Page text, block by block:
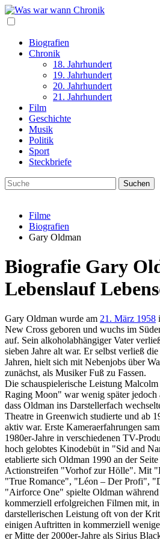
Biografien
Chronik
18. Jahrhundert
19. Jahrhundert
20. Jahrhundert
21. Jahrhundert
Film
Geschichte
Musik
Politik
Sport
Steckbriefe
Filme
Biografien
Gary Oldman
Biografie Gary
Lebenslauf
Gary Oldman wurde am 21. März 1958
New Cross geboren und wuchs im
auf. Sein alkoholabhängiger Vater
sieben Jahre alt war. Er selbst verließ
Jahren, hielt sich mit Nebenjobs über
zunächst, als Musiker Fuß zu Fassen.
Die schauspielerische Leistung
Raging Moon" war wenig später jedoch
dass Oldman ins Darstellerfach
Theatre in Greenwich studierte und ab
aktiv war. Erste Kameraerfahrungen
1980er-Jahre in verschiedenen TV-
hoch gelobtes Kinodebüt in "Sid and
etablierte sich Oldman 1990 an der
Actionstreifen "Vorhof zur Hölle". Mit
"True Romance", "Léon – Der Profi",
"Airforce One" spielte Oldman während
kommerziell erfolgreichen Filmen mit, in
darstellerischen Leistung oft von der
einigen Auftritten in kommerziell
er Mitte der 2000er-Jahre als Sirius